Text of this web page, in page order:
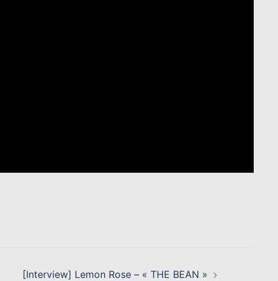
[Interview] Lemon Rose – « THE BEAN »